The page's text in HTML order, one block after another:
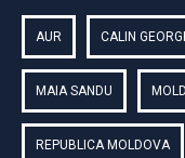
AUR CALIN
MAIA SANDU
REPUBLICA MOLDOVA